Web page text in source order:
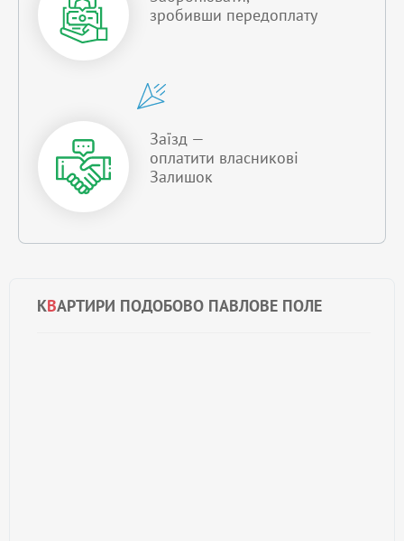
КВАРТИРИ ПОДОБОВО ПАВЛОВЕ ПОЛЕ
зробивши передоплату
Заїзд —
оплатити власникові
Залишок